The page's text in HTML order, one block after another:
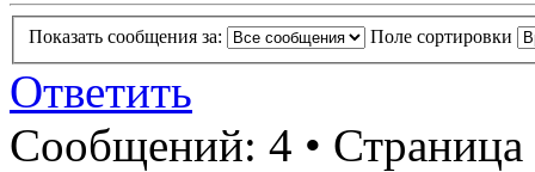
Показать сообщения за: Поле сортировки
Ответить
Сообщений: 4 • Страница